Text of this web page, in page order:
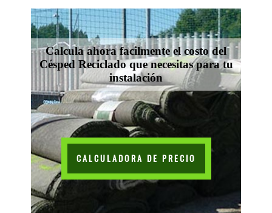
Calcula ahora facilmente el costo del
Césped Reciclado que necesitas para tu
instalación
CALCULADORA DE PRECIO